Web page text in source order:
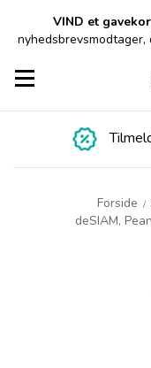
VIND et
Toggle navigation
Forside /
deSIAM,